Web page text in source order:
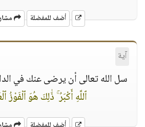
أضف للمفضلة
آية
سل الله تعالى أن يرضى عنك في
ٱللَّهِ أَكْبَرُ ۚ ذَٰلِكَ هُوَ ٱلْفَوْزُ